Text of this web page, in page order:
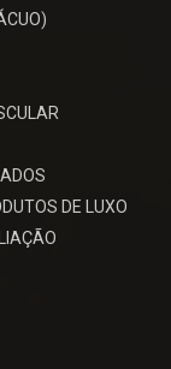
DE LUXO